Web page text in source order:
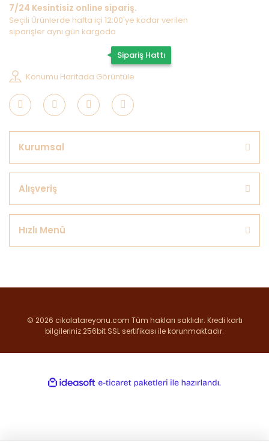
7/24 Kesintisiz online sipariş.
Seçili Ürünlerde hafta içi 12:00'ye kadar verilen
siparişler aynı gün kargoda
Sipariş Hattı
Konumu Haritada Görüntüle
Kurumsal
Alışveriş
Hızlı Menü
© 2026 cikolatareyonu.com Tüm hakları saklıdır. Kredi kartı
bilgileriniz 256bit SSL sertifikası ile korunmaktadır.
ideasoft
e-